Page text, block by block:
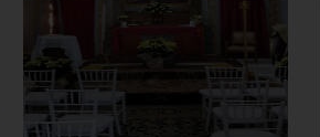
Interno
[
Clicca per ingrandire
]